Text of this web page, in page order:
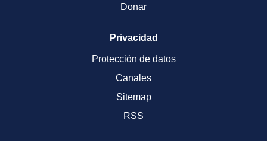
Donar
Privacidad
Protección de datos
Canales
Sitemap
RSS